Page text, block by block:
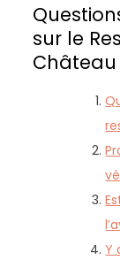
sur le
Château
Y